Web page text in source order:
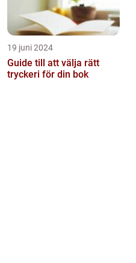
19 juni 2024
Guide till att välja rätt
tryckeri för din bok